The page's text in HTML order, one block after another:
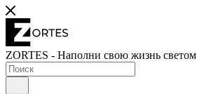
ZORTES - Наполни свою жизнь светом